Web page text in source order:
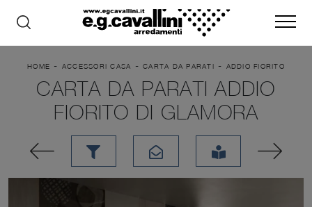
HOME - ACCESSORI CASA -CARTA DA PARATI - ADDIO FIORITO
CARTA DA PARATI ADDIO
FIORITO DI GLAMORA